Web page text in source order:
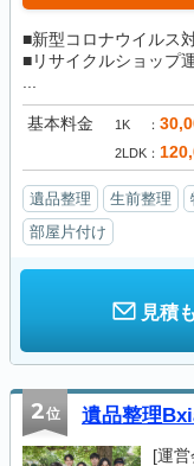
■新型コロナウイルス
■リサイクルショップ
基本料金 1K
2LDK
遺品整理 生前整理
部屋片付け
見積
2位 遺品整理
[運営